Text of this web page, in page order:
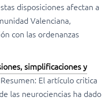
disposiciones afectan a
Valenciana,
con las ordenanzas
simplificaciones y
Resumen: El artículo critica
las neurociencias ha dado